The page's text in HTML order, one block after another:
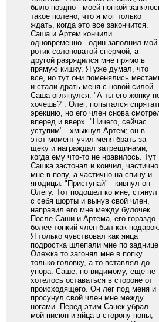
было поздно - моей попкой
такое полено, что я мог только
ждать, когда это все закончится.
Саша и Артем кончили
одновременно - один заполнил мой
ротик солоноватой спермой, а
другой разрядился мне прямо в
прямую кишку. Я уже думал, что
все, но тут они поменялись
и стали драть меня с новой силой.
Саша оглянулся: "А ты его жопку
хочешь?". Олег, попытался
эрекцию, но его член снова
вперед и вверх. "Ничего, сейчас
уступим" - хмыкнул Артем; он в
этот момент учил меня брать за
щеку и награждал затрещинами,
когда ему что-то не нравилось. Тут
Сашка застонал и кончил, частично
мне в попу, а частично на спину и
ягодицы. "Приступай" - кивнул он
Олегу. Тот подошел ко мне, стянул
с себя шорты и вынув свой член,
направил его мне между булочек.
После Саши и Артема, его гораздо
более тонкий член был как подарок.
Я только чувствовал как яица
подростка шлепали мне по
Олежка то загонял мне в попку
только головку, а то вставлял до
упора. Саше, по видимому, еще не
хотелось оставаться в стороне от
происходящего. Он лег под меня и
просунул свой член мне между
ногами. Перед этим Санек убрал
мой писюн и яйца в сторону попы,